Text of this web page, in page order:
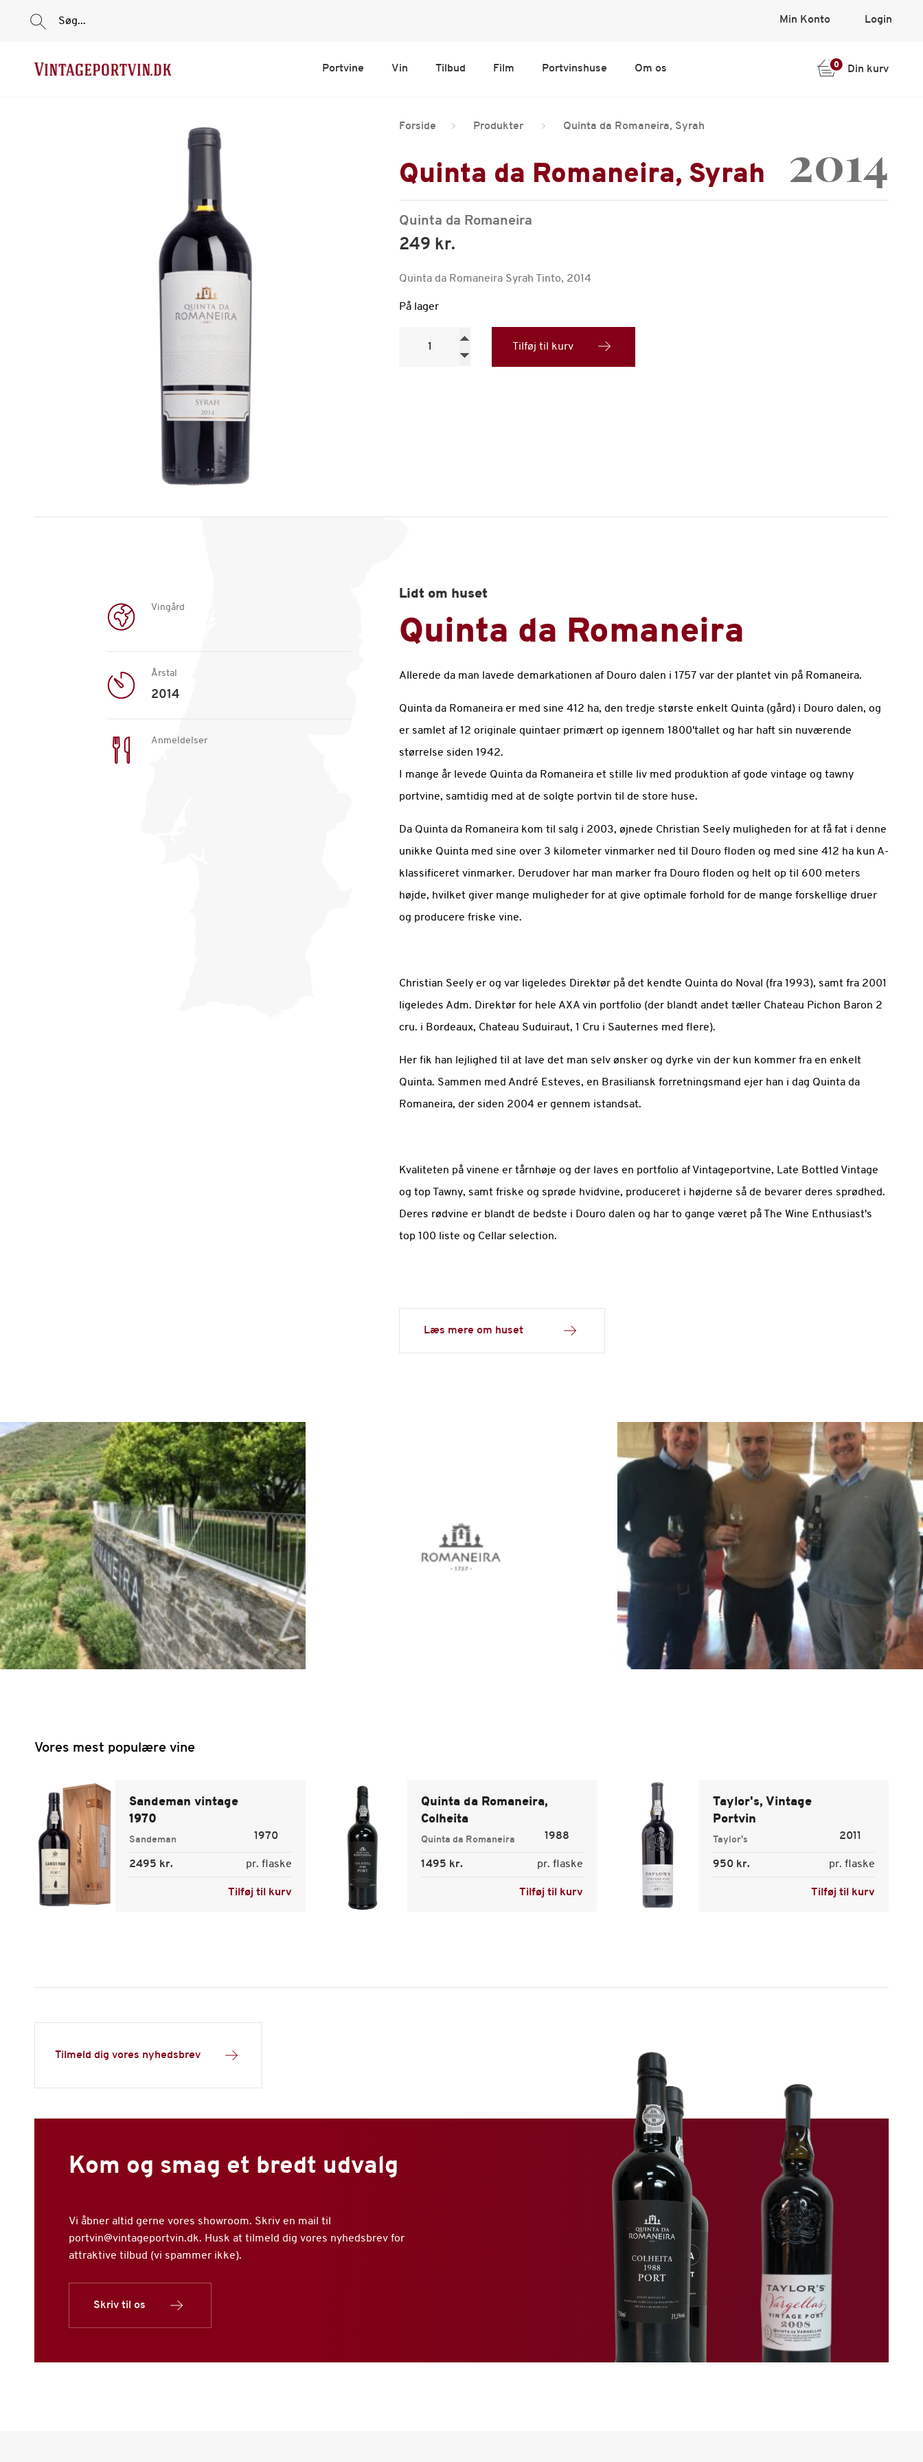
Søg... Min Konto Login
Portvine Vin Tilbud Film Portvinshuse Om os 0 Din kurv
Forside Produkter Quinta da Romaneira, Syrah
Quinta da Romaneira, Syrah 2014
Quinta da Romaneira
249 kr.
Quinta da Romaneira Syrah Tinto, 2014
På lager
Tilføj til kurv
Vingård
Årstal
2014
Anmeldelser
Lidt om huset
Quinta da Romaneira
Allerede da man lavede demarkationen af Douro dalen i 1757 var der plantet vin på Romaneira.
Quinta da Romaneira er med sine 412 ha, den tredje største enkelt Quinta (gård) i Douro dalen, og
er samlet af 12 originale quintaer primært op igennem 1800'tallet og har haft sin nuværende
størrelse siden 1942.
I mange år levede Quinta da Romaneira et stille liv med produktion af gode vintage og tawny
portvine, samtidig med at de solgte portvin til de store huse.
Da Quinta da Romaneira kom til salg i 2003, øjnede Christian Seely muligheden for at få fat i denne
unikke Quinta med sine over 3 kilometer vinmarker ned til Douro floden og med sine 412 ha kun A-
klassificeret vinmarker. Derudover har man marker fra Douro floden og helt op til 600 meters
højde, hvilket giver mange muligheder for at give optimale forhold for de mange forskellige druer
og producere friske vine.
Christian Seely er og var ligeledes Direktør på det kendte Quinta do Noval (fra 1993), samt fra 2001
ligeledes Adm. Direktør for hele AXA vin portfolio (der blandt andet tæller Chateau Pichon Baron 2
cru. i Bordeaux, Chateau Suduiraut, 1 Cru i Sauternes med flere).
Her fik han lejlighed til at lave det man selv ønsker og dyrke vin der kun kommer fra en enkelt
Quinta. Sammen med André Esteves, en Brasiliansk forretningsmand ejer han i dag Quinta da
Romaneira, der siden 2004 er gennem istandsat.
Kvaliteten på vinene er tårnhøje og der laves en portfolio af Vintageportvine, Late Bottled Vintage
og top Tawny, samt friske og sprøde hvidvine, produceret i højderne så de bevarer deres sprødhed.
Deres rødvine er blandt de bedste i Douro dalen og har to gange været på The Wine Enthusiast's
top 100 liste og Cellar selection.
Læs mere om huset
Vores mest populære vine
Sandeman vintage
1970
Sandeman 1970
2495 kr. pr. flaske
Tilføj til kurv
Quinta da Romaneira,
Colheita
Quinta da Romaneira 1988
1495 kr. pr. flaske
Tilføj til kurv
Taylor's, Vintage
Portvin
Taylor's 2011
950 kr. pr. flaske
Tilføj til kurv
Tilmeld dig vores nyhedsbrev
Kom og smag et bredt udvalg
Vi åbner altid gerne vores showroom. Skriv en mail til
portvin@vintageportvin.dk. Husk at tilmeld dig vores nyhedsbrev for
attraktive tilbud (vi spammer ikke).
Skriv til os